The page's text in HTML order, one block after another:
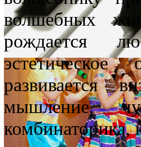
волшебных
рождается
развивается
мышление,
комбинаторика,